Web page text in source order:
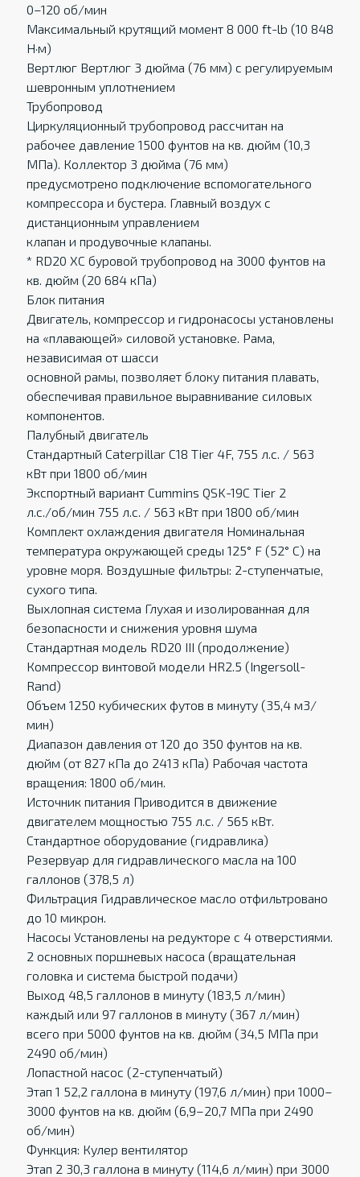
0–120 об/мин
Максимальный крутящий момент 8 000 ft-lb (10 848
Н·м)
Вертлюг Вертлюг 3 дюйма (76 мм) с регулируемым
шевронным уплотнением
Трубопровод
Циркуляционный трубопровод рассчитан на
рабочее давление 1500 фунтов на кв. дюйм (10,3
МПа). Коллектор 3 дюйма (76 мм)
предусмотрено подключение вспомогательного
компрессора и бустера. Главный воздух с
дистанционным управлением
клапан и продувочные клапаны.
* RD20 XC буровой трубопровод на 3000 фунтов на
кв. дюйм (20 684 кПа)
Блок питания
Двигатель, компрессор и гидронасосы установлены
на «плавающей» силовой установке. Рама,
независимая от шасси
основной рамы, позволяет блоку питания плавать,
обеспечивая правильное выравнивание силовых
компонентов.
Палубный двигатель
Стандартный Caterpillar C18 Tier 4F, 755 л.с. / 563
кВт при 1800 об/мин
Экспортный вариант Cummins QSK-19C Tier 2
л.с./об/мин 755 л.с. / 563 кВт при 1800 об/мин
Комплект охлаждения двигателя Номинальная
температура окружающей среды 125° F (52° C) на
уровне моря. Воздушные фильтры: 2-ступенчатые,
сухого типа.
Выхлопная система Глухая и изолированная для
безопасности и снижения уровня шума
Стандартная модель RD20 III (продолжение)
Компрессор винтовой модели HR2.5 (Ingersoll-
Rand)
Объем 1250 кубических футов в минуту (35,4 м3/
мин)
Диапазон давления от 120 до 350 фунтов на кв.
дюйм (от 827 кПа до 2413 кПа) Рабочая частота
вращения: 1800 об/мин.
Источник питания Приводится в движение
двигателем мощностью 755 л.с. / 565 кВт.
Стандартное оборудование (гидравлика)
Резервуар для гидравлического масла на 100
галлонов (378,5 л)
Фильтрация Гидравлическое масло отфильтровано
до 10 микрон.
Насосы Установлены на редукторе с 4 отверстиями.
2 основных поршневых насоса (вращательная
головка и система быстрой подачи)
Выход 48,5 галлонов в минуту (183,5 л/мин)
каждый или 97 галлонов в минуту (367 л/мин)
всего при 5000 фунтов на кв. дюйм (34,5 МПа при
2490 об/мин)
Лопастной насос (2-ступенчатый)
Этап 1 52,2 галлона в минуту (197,6 л/мин) при 1000–
3000 фунтов на кв. дюйм (6,9–20,7 МПа при 2490
об/мин)
Функция: Кулер вентилятор
Этап 2 30,3 галлона в минуту (114,6 л/мин) при 3000